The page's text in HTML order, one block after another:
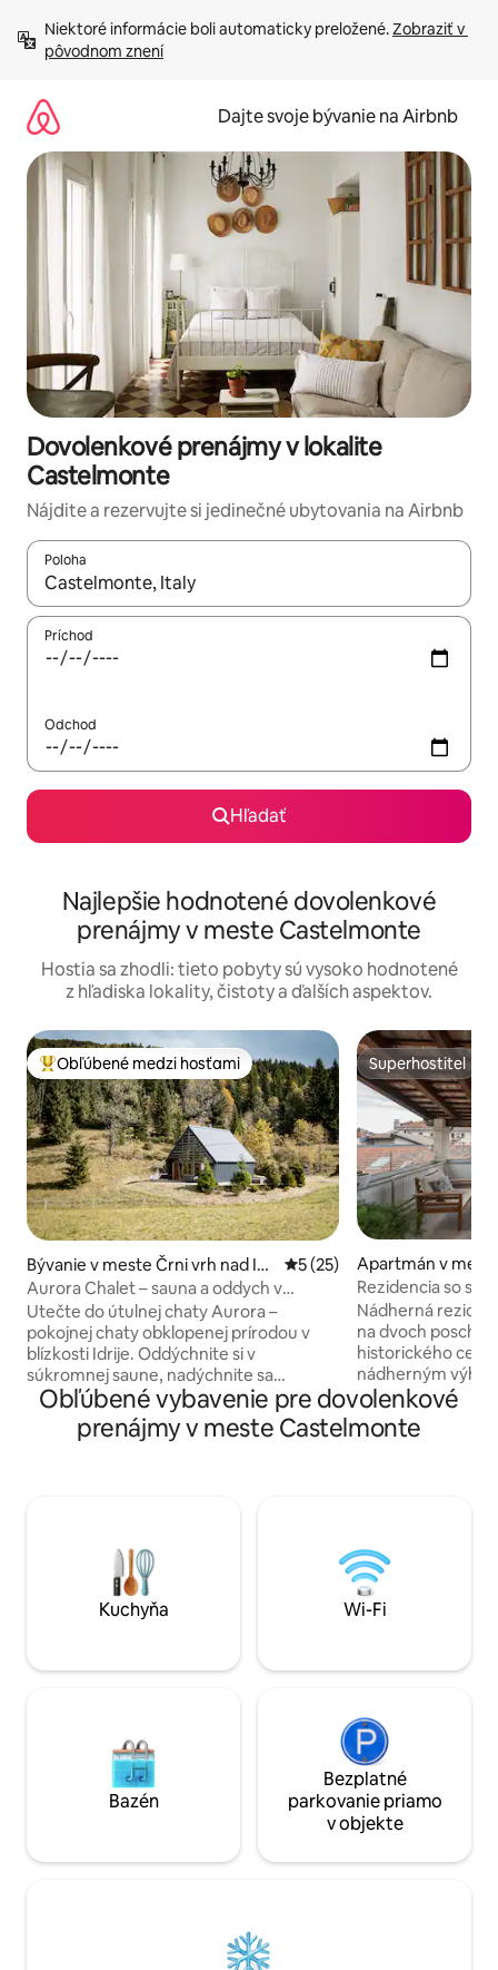
obsah.
Niektoré informácie boli automaticky preložené. Zobraziť v
pôvodnom znení
Dajte svoje bývanie na Airbnb
Dovolenkové prenájmy v lokalite
Castelmonte
Nájdite a rezervujte si jedinečné ubytovania na Airbnb
Poloha
Keď budú výsledky k dispozícii, môžete si ich prechádzať
Príchod
Odchod
Hľadať
Najlepšie hodnotené dovolenkové
prenájmy v meste Castelmonte
Hostia sa zhodli: tieto pobyty sú vysoko hodnotené
z hľadiska lokality, čistoty a ďalších aspektov.
Najobľúbenejšie medzi hosťami
Obľúbené medzi hosťami
Bývanie v meste Črni vrh nad Idr
ijo
Priemerné ohodnotenie 5
5 (25)
Aurora Chalet – sauna a oddych v
prírode neďaleko Idrije
Utečte do útulnej chaty Aurora –
pokojnej chaty obklopenej prírodou v
blízkosti Idrije. Oddýchnite si v
súkromnej saune, nadýchnite sa
čerstvého vzduchu a vychutnajte si
úplný pokoj a ticho ďaleko od rušného
mesta. Dom je ideálny pre páry, rodiny
hviezdnou oblohou. ✔ Súkromná sauna
✔ Bezplatné parkovanie ✔ Tichá lokalita
✔ Príroda na každom kroku
Superhostiteľ
Superhostiteľ
Apartmán v
Rezidencia so
central}
Nádherná
na dvoch
historického
nádherným
Piazza San
budove z 15. storočia.
pár krokov od
priestranná
panoramatickým
Udine.
Obľúbené vybavenie pre dovolenkové
prenájmy v meste Castelmonte
Kuchyňa Wi-Fi
Bazén
Bezplatné
parkovanie priamo
v objekte